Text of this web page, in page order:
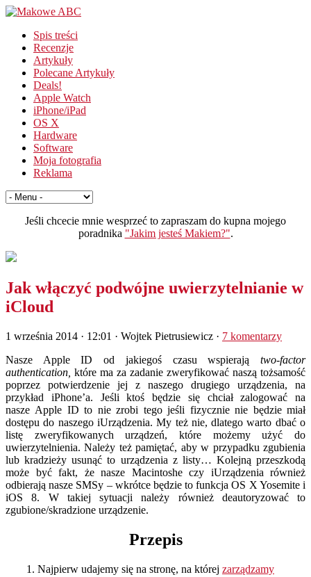
Spis treści
Recenzje
Artykuły
Polecane Artykuły
Deals!
Apple Watch
iPhone/iPad
OS X
Hardware
Software
Moja fotografia
Reklama
Jeśli chcecie mnie wesprzeć to zapraszam do kupna mojego
poradnika "Jakim jesteś Makiem?".
Jak włączyć podwójne uwierzytelnianie w
iCloud
1 września 2014 · 12:01 · Wojtek Pietrusiewicz · 7 komentarzy
Nasze Apple ID od jakiegoś czasu wspierają two-factor
authentication, które ma za zadanie zweryfikować naszą tożsamość
poprzez potwierdzenie jej z naszego drugiego urządzenia, na
przykład iPhone’a. Jeśli ktoś będzie się chciał zalogować na
nasze Apple ID to nie zrobi tego jeśli fizycznie nie będzie miał
dostępu do naszego iUrządzenia. My też nie, dlatego warto dbać o
listę zweryfikowanych urządzeń, które możemy użyć do
uwierzytelnienia. Należy też pamiętać, aby w przypadku zgubienia
lub kradzieży usunąć to urządzenia z listy… Kolejną przeszkodą
może być fakt, że nasze Macintoshe czy iUrządzenia również
odbierają nasze SMSy – wkrótce będzie to funkcja OS X Yosemite i
iOS 8. W takiej sytuacji należy również deautoryzować to
zgubione/skradzione urządzenie.
Przepis
1. Najpierw udajemy się na stronę, na której zarządzamy